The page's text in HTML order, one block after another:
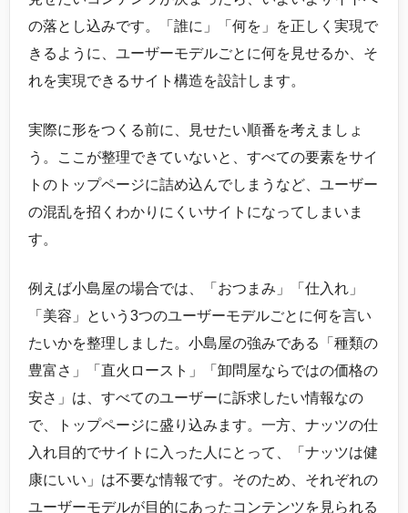
の落とし込みです。「誰に」「何を」を正しく実現で
きるように、ユーザーモデルごとに何を見せるか、そ
れを実現できるサイト構造を設計します。
実際に形をつくる前に、見せたい順番を考えましょ
う。ここが整理できていないと、すべての要素をサイ
トのトップページに詰め込んでしまうなど、ユーザー
の混乱を招くわかりにくいサイトになってしまいま
す。
例えば小島屋の場合では、「おつまみ」「仕入れ」
「美容」という3つのユーザーモデルごとに何を言い
たいかを整理しました。小島屋の強みである「種類の
豊富さ」「直火ロースト」「卸問屋ならではの価格の
安さ」は、すべてのユーザーに訴求したい情報なの
で、トップページに盛り込みます。一方、ナッツの仕
入れ目的でサイトに入った人にとって、「ナッツは健
康にいい」は不要な情報です。そのため、それぞれの
ユーザーモデルが目的にあったコンテンツを見られる